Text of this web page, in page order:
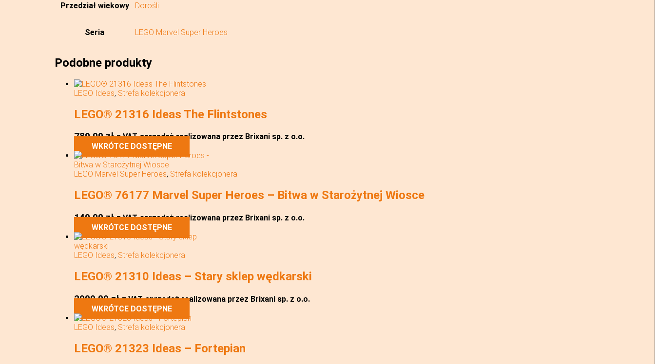
Przedział wiekowy Dorośli
Seria LEGO Marvel Super Heroes
Podobne produkty
LEGO Ideas, Strefa kolekcjonera
LEGO® 21316 Ideas The Flintstones
789,99zł z VAT sprzedaż realizowana przez Brixani sp. z o.o.
WKRÓTCE DOSTĘPNE
LEGO Marvel Super Heroes, Strefa kolekcjonera
LEGO® 76177 Marvel Super Heroes – Bitwa w Starożytnej Wiosce
149,00zł z VAT sprzedaż realizowana przez Brixani sp. z o.o.
WKRÓTCE DOSTĘPNE
LEGO Ideas, Strefa kolekcjonera
LEGO® 21310 Ideas – Stary sklep wędkarski
2999,99zł z VAT sprzedaż realizowana przez Brixani sp. z o.o.
WKRÓTCE DOSTĘPNE
LEGO Ideas, Strefa kolekcjonera
LEGO® 21323 Ideas – Fortepian